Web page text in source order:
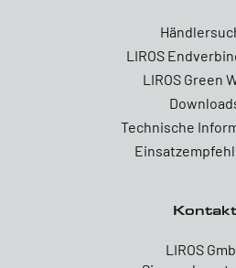
LIROS
LIROS Green
Technische
LIROS